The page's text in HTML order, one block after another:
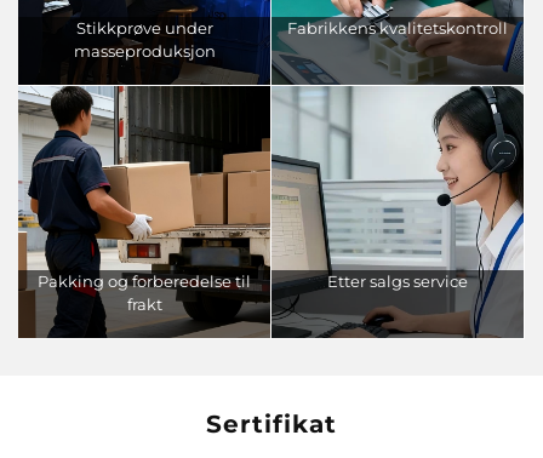
Stikkprøve under
masseproduksjon
Fabrikkens kvalitetskontroll
Pakking og forberedelse til
frakt
Etter salgs service
Sertifikat